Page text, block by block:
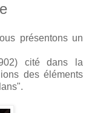
présentons un
cité dans la
des éléments